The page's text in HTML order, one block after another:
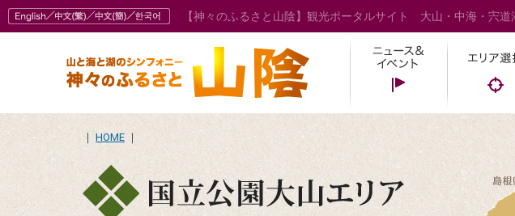
【神々のふるさと山陰】観光ポータルサイト 大山・中海・宍道
｜ HOME ｜